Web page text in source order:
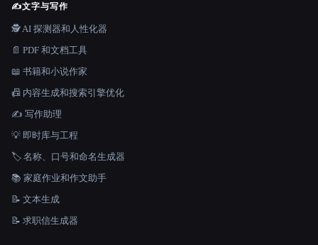
✍️文字与写作
🕵️ AI 探测器和人性化器
📄 PDF 和文档工具
📖 书籍和小说作家
📠 内容生成和搜索引擎优化
✍️ 写作助理
💡 即时库与工程
🏷️ 名称、口号和命名生成器
📚 家庭作业和作文助手
📝 文本生成
📝 求职信生成器